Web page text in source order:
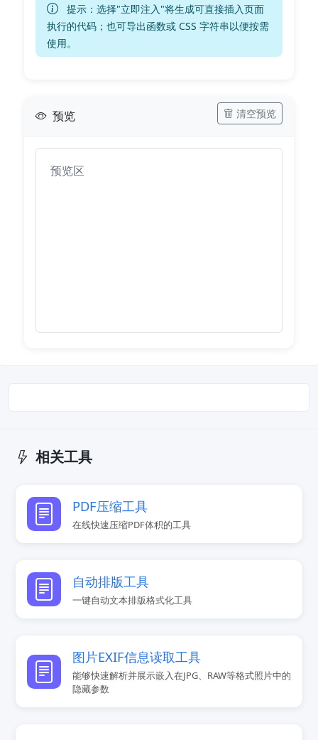
提示：选择"立即注入"将生成可直接插入页面
执行的代码；也可导出函数或 CSS 字符串以便按需
使用。
预览 清空预览
相关工具
PDF压缩工具
在线快速压缩PDF体积的工具
自动排版工具
一键自动文本排版格式化工具
图片EXIF信息读取工具
能够快速解析并展示嵌入在JPG、RAW等格式照片中的
隐藏参数